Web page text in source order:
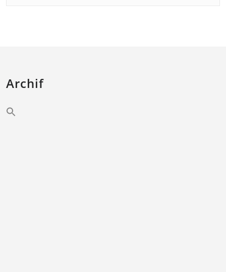
Archif